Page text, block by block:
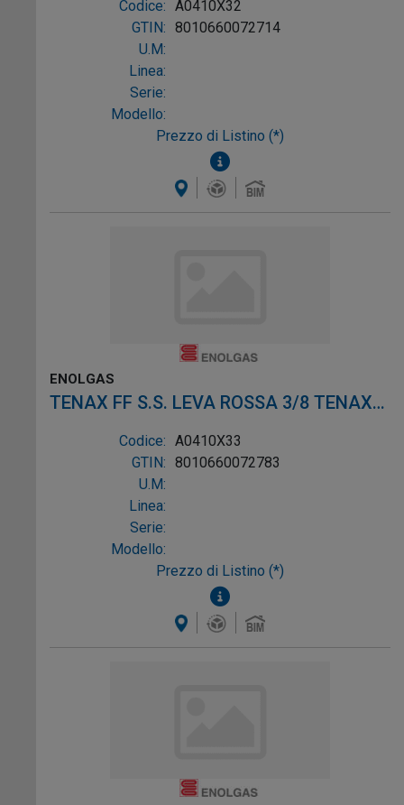
Codice: A0410X32
GTIN: 8010660072714
U.M:
Linea:
Serie:
Modello:
Prezzo di Listino (*)
ENOLGAS
TENAX FF S.S. LEVA ROSSA 3/8 TENAX
FF S.S. LEVA ROSSA 3/
Codice: A0410X33
GTIN: 8010660072783
U.M:
Linea:
Serie:
Modello:
Prezzo di Listino (*)